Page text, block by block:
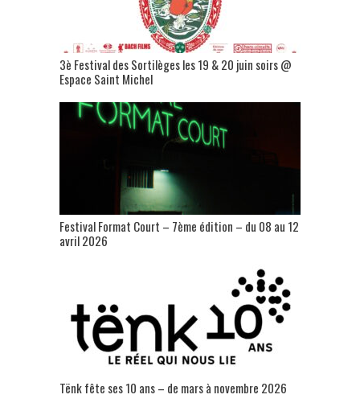
3è Festival des Sortilèges les 19 & 20 juin soirs @
Espace Saint Michel
Festival Format Court – 7ème édition – du 08 au 12
avril 2026
Tënk fête ses 10 ans – de mars à novembre 2026